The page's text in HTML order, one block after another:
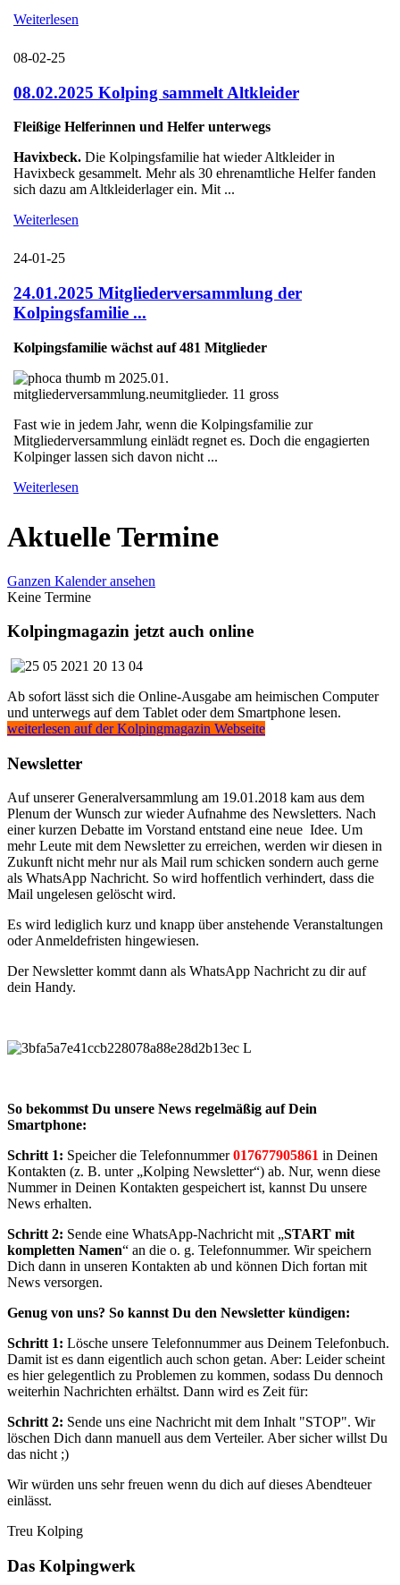
Weiterlesen
08-02-25
08.02.2025 Kolping sammelt Altkleider
Fleißige Helferinnen und Helfer unterwegs
Havixbeck. Die Kolpingsfamilie hat wieder Altkleider in
Havixbeck gesammelt. Mehr als 30 ehrenamtliche Helfer fanden
sich dazu am Altkleiderlager ein. Mit ...
Weiterlesen
24-01-25
24.01.2025 Mitgliederversammlung der
Kolpingsfamilie ...
Kolpingsfamilie wächst auf 481 Mitglieder
Fast wie in jedem Jahr, wenn die Kolpingsfamilie zur
Mitgliederversammlung einlädt regnet es. Doch die engagierten
Kolpinger lassen sich davon nicht ...
Weiterlesen
Aktuelle Termine
Ganzen Kalender ansehen
Keine Termine
Kolpingmagazin jetzt auch online
Ab sofort lässt sich die Online-Ausgabe am heimischen Computer
und unterwegs auf dem Tablet oder dem Smartphone lesen.
weiterlesen auf der Kolpingmagazin Webseite
Newsletter
Auf unserer Generalversammlung am 19.01.2018 kam aus dem
Plenum der Wunsch zur wieder Aufnahme des Newsletters. Nach
einer kurzen Debatte im Vorstand entstand eine neue Idee. Um
mehr Leute mit dem Newsletter zu erreichen, werden wir diesen in
Zukunft nicht mehr nur als Mail rum schicken sondern auch gerne
als WhatsApp Nachricht. So wird hoffentlich verhindert, dass die
Mail ungelesen gelöscht wird.
Es wird lediglich kurz und knapp über anstehende Veranstaltungen
oder Anmeldefristen hingewiesen.
Der Newsletter kommt dann als WhatsApp Nachricht zu dir auf
dein Handy.
So bekommst Du unsere News regelmäßig auf Dein
Smartphone:
Schritt 1: Speicher die Telefonnummer017677905861 in Deinen
Kontakten (z. B. unter „Kolping Newsletter“) ab. Nur, wenn diese
Nummer in Deinen Kontakten gespeichert ist, kannst Du unsere
News erhalten.
Schritt 2: Sende eine WhatsApp-Nachricht mit „START mit
kompletten Namen“ an die o. g. Telefonnummer. Wir speichern
Dich dann in unseren Kontakten ab und können Dich fortan mit
News versorgen.
Genug von uns? So kannst Du den Newsletter kündigen:
Schritt 1: Lösche unsere Telefonnummer aus Deinem Telefonbuch.
Damit ist es dann eigentlich auch schon getan. Aber: Leider scheint
es hier gelegentlich zu Problemen zu kommen, sodass Du dennoch
weiterhin Nachrichten erhältst. Dann wird es Zeit für:
Schritt 2: Sende uns eine Nachricht mit dem Inhalt "STOP". Wir
löschen Dich dann manuell aus dem Verteiler. Aber sicher willst Du
das nicht ;)
Wir würden uns sehr freuen wenn du dich auf dieses Abendteuer
einlässt.
Treu Kolping
Das Kolpingwerk